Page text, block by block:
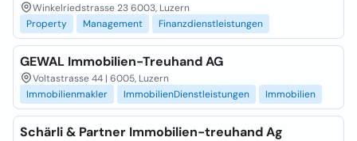
Winkelriedstrasse 23 6003, Luzern
Property
Management Finanzdienstleistungen
GEWAL Immobilien-Treuhand AG
Voltastrasse 44 | 6005, Luzern
Immobilienmakler
ImmobilienDienstleistungen Immobilien
Schärli & Partner Immobilien-treuhand Ag